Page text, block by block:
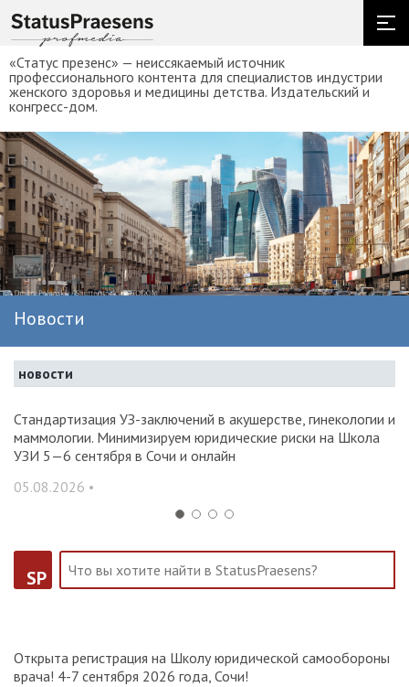
«Статус презенс» — неиссякаемый источник
профессионального контента для специалистов индустрии
женского здоровья и медицины детства. Издательский и
конгресс-дом.
Новости
новости
Стандартизация УЗ-заключений в акушерстве, гинекологии и
маммологии. Минимизируем юридические риски на Школа
УЗИ 5—6 сентября в Сочи и онлайн
05.08.2026 •
SP
Открыта регистрация на Школу юридической самообороны
врача! 4-7 сентября 2026 года, Сочи!